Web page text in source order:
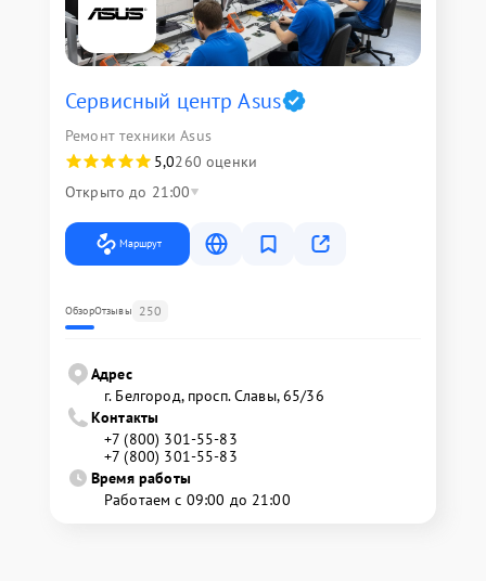
Сервисный центр Asus
Ремонт техники Asus
5,0260 оценки
Открыто до 21:00
Маршрут
ОбзорОтзывы 250
Адрес
г. Белгород, просп. Славы, 65/36
Контакты
+7 (800) 301-55-83
+7 (800) 301-55-83
Время работы
Работаем с 09:00 до 21:00